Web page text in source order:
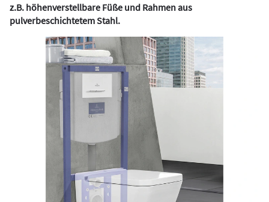
z.B. höhenverstellbare Füße und Rahmen aus
pulverbeschichtetem Stahl.